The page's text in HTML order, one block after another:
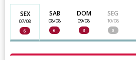
SEX
07/08
6
SAB
08/08
6
DOM
09/08
3
SEG
10/08
0